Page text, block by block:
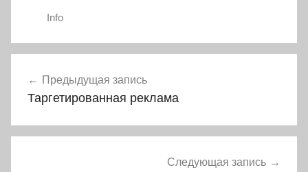
Info
по
Предыдущая запись
Таргетированная реклама
Следующая запись